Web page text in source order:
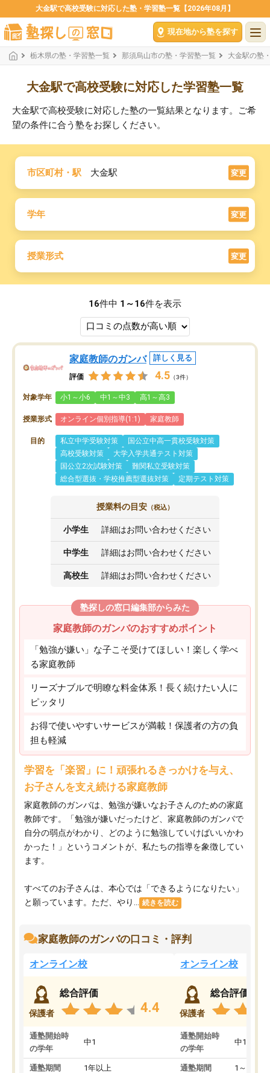
大金駅で高校受験に対応した塾・学習塾一覧【2026年08月】
現在地から塾を探す
栃木県の塾・学習塾一覧 那須烏山市の塾・学習塾一覧 大金駅の塾
大金駅で高校受験に対応した学習塾一覧
大金駅で高校受験に対応した塾の一覧結果となります。ご希
望の条件に合う塾をお探しください。
市区町村・駅 大金駅 変更
学年 変更
授業形式 変更
16件中 1～16件を表示
家庭教師のガンバ 詳しく見る
評価 4.5 （3件）
対象学年 小1～小6 中1～中3 高1～高3
授業形式 オンライン個別指導(1:1) 家庭教師
目的 私立中学受験対策
国公立中高一貫校受験対策
高校受験対策
大学入学共通テスト対策
国公立2次試験対策
難関私立受験対策
総合型選抜・学校推薦型選抜対策
定期テスト対策
授業料の目安 （税込）
小学生 詳細はお問い合わせください
中学生 詳細はお問い合わせください
高校生 詳細はお問い合わせください
塾探しの窓口編集部からみた
家庭教師のガンバのおすすめポイント
「勉強が嫌い」な子こそ受けてほしい！楽しく学べ
る家庭教師
リーズナブルで明瞭な料金体系！長く続けたい人に
ピッタリ
お得で使いやすいサービスが満載！保護者の方の負
担も軽減
学習を「楽習」に！頑張れるきっかけを与え、
お子さんを支え続ける家庭教師
家庭教師のガンバは、勉強が嫌いなお子さんのための家庭
教師です。「勉強が嫌いだったけど、家庭教師のガンバで
自分の弱点がわかり、どのように勉強していけばいいかわ
かった！」というコメントが、私たちの指導を象徴してい
ます。
すべてのお子さんは、本心では「できるようになりたい」
と願っています。ただ、やり...
続きを読む
家庭教師のガンバの口コミ・評判
オンライン校
保護者
総合評価
4.4
通塾開始時
の学年
中1
通塾期間 1年以上
オンライン校
保護者
総合評価
通塾開始時
の学年
中1
通塾期間 1～3ヵ月